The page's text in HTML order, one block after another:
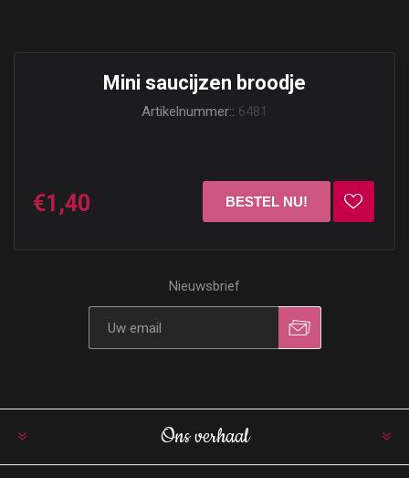
Mini saucijzen broodje
Artikelnummer:: 6481
€1,40
Nieuwsbrief
Ons verhaal